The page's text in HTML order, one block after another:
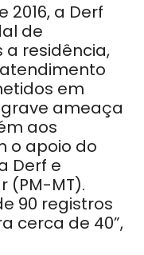
a Derf
de
a residência,
em
ameaça
aos
o apoio do
Derf e
(PM-MT).
90 registros
cerca de 40”,